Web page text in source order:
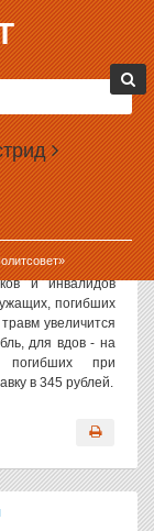
К ПЕНСИИ
базовую часть
председатель
Батанов.
входят пенсия
увеличится
и инвалидов
погибших
увеличится
для вдов - на
погибших при
в 345 рублей.